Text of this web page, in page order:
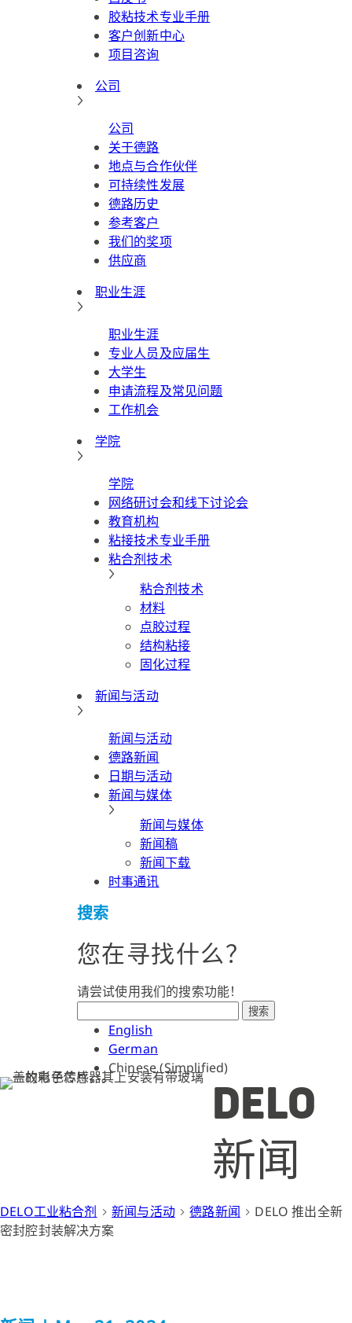
胶粘技术专业手册
客户创新中心
项目咨询
公司
公司
关于德路
地点与合作伙伴
可持续性发展
德路历史
参考客户
我们的奖项
供应商
职业生涯
职业生涯
专业人员及应届生
大学生
申请流程及常见问题
工作机会
学院
学院
网络研讨会和线下讨论会
教育机构
粘接技术专业手册
粘合剂技术
粘合剂技术
材料
点胶过程
结构粘接
固化过程
新闻与活动
新闻与活动
德路新闻
日期与活动
新闻与媒体
新闻与媒体
新闻稿
新闻下载
时事通讯
搜索
您在寻找什么？
请尝试使用我们的搜索功能！
搜索
English
German
Chinese (Simplified)
DELO
新闻
DELO工业粘合剂 新闻与活动 德路新闻
DELO 推出全新
密封腔封装解决方案